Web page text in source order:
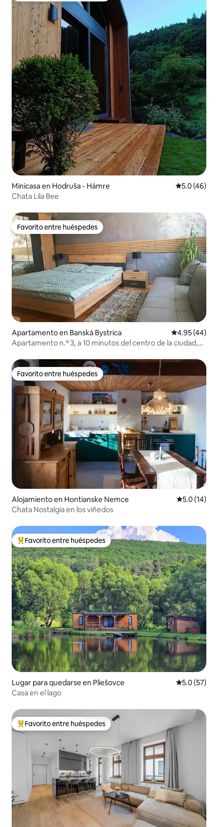
Minicasa en Hodruša - Hámre Calificación
5.0 (46)
Chata Lila Bee
Favorito entre huéspedes
Favorito entre huéspedes
Apartamento en Banská Bystrica Calificación
4.95 (44)
Apartamento n.º 3, a 10 minutos del centro de la ciudad,
Favorito entre huéspedes
Favorito entre huéspedes
Alojamiento en Hontianske Nemce Calificación
5.0 (14)
Chata Nostalgia en los viñedos
Favorito entre huéspedes preferido
Favorito entre huéspedes
Lugar para quedarse en Pliešovce Calificación
5.0 (57)
Casa en el lago
Favorito entre huéspedes preferido
Favorito entre huéspedes